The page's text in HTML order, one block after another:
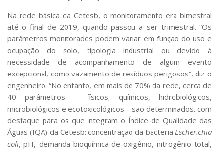
Na rede básica da Cetesb, o monitoramento era bimestral
até o final de 2019, quando passou a ser trimestral. “Os
parâmetros monitorados podem variar em função do uso e
ocupação do solo, tipologia industrial ou devido à
necessidade de acompanhamento de algum evento
excepcional, como vazamento de resíduos perigosos”, diz o
engenheiro. “No entanto, em mais de 70% da rede, cerca de
40 parâmetros – físicos, químicos, hidrobiológicos,
microbiológicos e ecotoxicológicos – são determinados, com
destaque para os que integram o Índice de Qualidade das
Águas (IQA) da Cetesb: concentração da bactéria Escherichia
coli, pH, demanda bioquímica de oxigênio, nitrogênio total,